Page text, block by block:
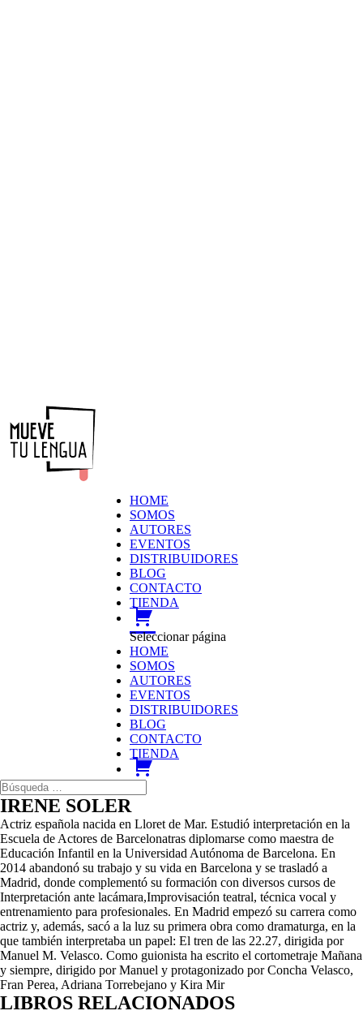
HOME
SOMOS
AUTORES
EVENTOS
DISTRIBUIDORES
BLOG
CONTACTO
TIENDA
Seleccionar página
HOME
SOMOS
AUTORES
EVENTOS
DISTRIBUIDORES
BLOG
CONTACTO
TIENDA
IRENE SOLER
Actriz española nacida en Lloret de Mar. Estudió interpretación en la
Escuela de Actores de Barcelonatras diplomarse como maestra de
Educación Infantil en la Universidad Autónoma de Barcelona. En
2014 abandonó su trabajo y su vida en Barcelona y se trasladó a
Madrid, donde complementó su formación con diversos cursos de
Interpretación ante lacámara,Improvisación teatral, técnica vocal y
entrenamiento para profesionales. En Madrid empezó su carrera como
actriz y, además, sacó a la luz su primera obra como dramaturga, en la
que también interpretaba un papel: El tren de las 22.27, dirigida por
Manuel M. Velasco. Como guionista ha escrito el cortometraje Mañana
y siempre, dirigido por Manuel y protagonizado por Concha Velasco,
Fran Perea, Adriana Torrebejano y Kira Mir
LIBROS RELACIONADOS